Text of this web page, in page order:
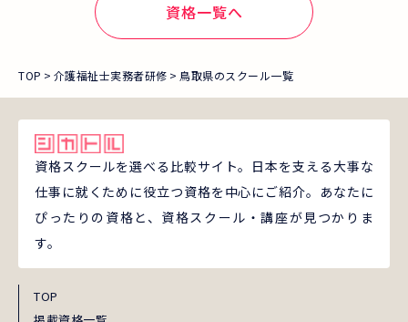
資格一覧へ
TOP 介護福祉士実務者研修 鳥取県のスクール一覧
資格スクールを選べる比較サイト。日本を支える大事な
仕事に就くために役立つ資格を中心にご紹介。あなたに
ぴったりの資格と、資格スクール・講座が見つかりま
す。
TOP